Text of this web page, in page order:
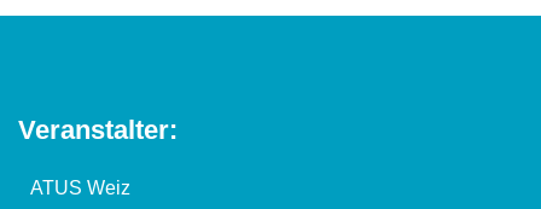
Veranstalter:
ATUS Weiz